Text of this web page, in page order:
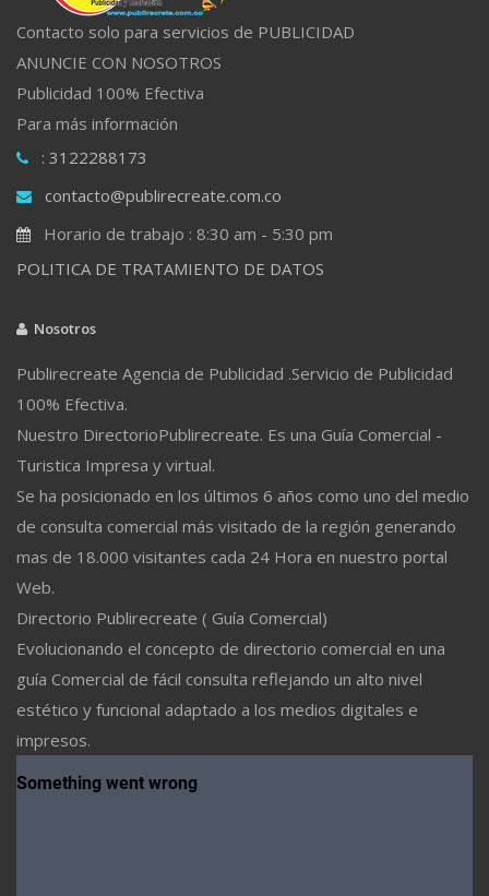
Contacto solo para servicios de PUBLICIDAD
ANUNCIE CON NOSOTROS
Publicidad 100% Efectiva
Para más información
: 3122288173
contacto@publirecreate.com.co
Horario de trabajo : 8:30 am - 5:30 pm
POLITICA DE TRATAMIENTO DE DATOS
Nosotros
Publirecreate Agencia de Publicidad .Servicio de Publicidad
100% Efectiva.
Nuestro DirectorioPublirecreate. Es una Guía Comercial -
Turistica Impresa y virtual.
Se ha posicionado en los últimos 6 años como uno del medio
de consulta comercial más visitado de la región generando
mas de 18.000 visitantes cada 24 Hora en nuestro portal
Web.
Directorio Publirecreate ( Guía Comercial)
Evolucionando el concepto de directorio comercial en una
guía Comercial de fácil consulta reflejando un alto nivel
estético y funcional adaptado a los medios digitales e
impresos.